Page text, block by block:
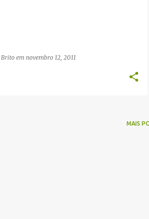
Brito em novembro 12, 2011
MAIS